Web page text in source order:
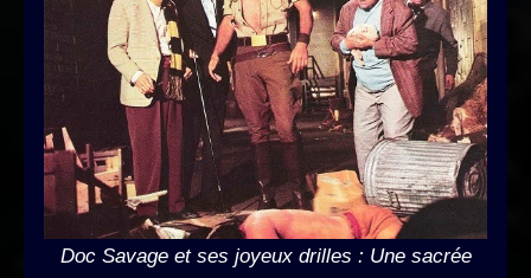
Doc Savage et ses joyeux drilles : Une sacrée